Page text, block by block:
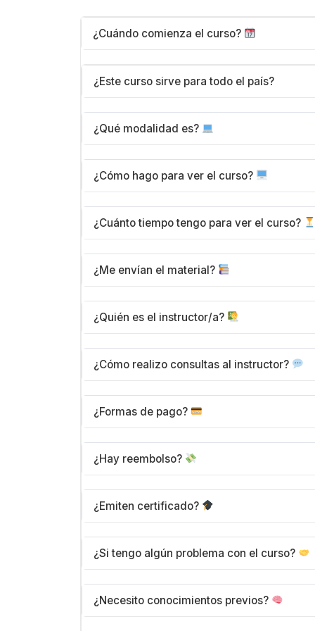
¿Cuándo comienza el curso?
Puedes comenzar inmediatamente
inicio. El acceso se activa en tu cuenta
¿Este curso sirve para todo el país?
La mayoría de nuestros cursos sirven
la información adicional si tu curso esta
¿Qué modalidad es?
Todos nuestros cursos son 100%
(computadora, tablet o teléfono) en el
¿Cómo hago para ver el curso?
Una vez completada tu compra,
tendrás acceso a todas las lecciones,
¿Cuánto tiempo tengo para ver el curso?
Tienesacceso de por vida. No hay
que desees, a tu propio ritmo, sin nunca
¿Me envían el material?
Todo el material del curso (videos,
está disponible en la plataforma. No
¿Quién es el instructor/a?
Cada curso tiene un profesional
completa del instructor en la página del
¿Cómo realizo consultas al instructor?
Cuentas con un foro en el mismo curso
Respuestas. Por último, dependiendo
¿Formas de pago?
Aceptamos múltiples formas de pago
procesamiento es rápido y tu acceso se
¿Hay reembolso?
Contamos con una política de
recomendamos comunicarte con
¿Emiten certificado?
Sí, emitimos certificados de completitud
curso específico). Los detalles sobre
¿Si tengo algún problema con el curso?
Cuentas con acceso a lacomunidad
¿Necesito conocimientos previos?